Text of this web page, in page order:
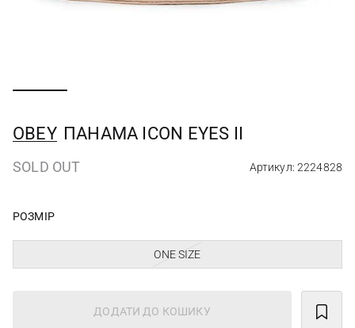
OBEY ПАНАМА ICON EYES II
SOLD OUT Артикул: 2224828
РОЗМІР
ONE SIZE
ДОДАТИ ДО КОШИКУ